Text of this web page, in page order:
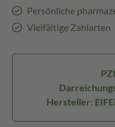
Persönliche
Vielfältige Zahlarten
Hersteller: